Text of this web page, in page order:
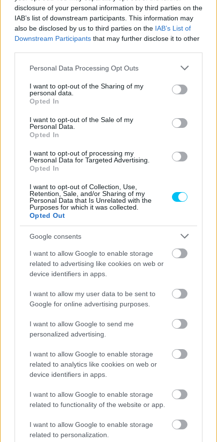
disclosure of your personal information by third parties on the
IAB’s list of downstream participants. This information may
also be disclosed by us to third parties on the IAB’s List of
Downstream Participants that may further disclose it to other
Please note that this website/app uses one or more Google
not limited to your visit or usage behaviour. You may click to
grant or deny consent to Google and its third-party tags to
use your data for below specified purposes in below Google
consent section.
Personal Data Processing Opt Outs
I want to opt-out of the Sharing of my
personal data.
Opted In
I want to opt-out of the Sale of my
Personal Data.
Opted In
I want to opt-out of processing my
Personal Data for Targeted Advertising.
Opted In
I want to opt-out of Collection, Use,
Retention, Sale, and/or Sharing of my
Personal Data that Is Unrelated with the
Purposes for which it was collected.
Opted Out
Google consents
I want to allow Google to enable storage
related to advertising like cookies on web or
device identifiers in apps.
I want to allow my user data to be sent to
Google for online advertising purposes.
I want to allow Google to send me
personalized advertising.
I want to allow Google to enable storage
related to analytics like cookies on web or
device identifiers in apps.
I want to allow Google to enable storage
related to functionality of the website or app.
I want to allow Google to enable storage
related to personalization.
Sebők Máté